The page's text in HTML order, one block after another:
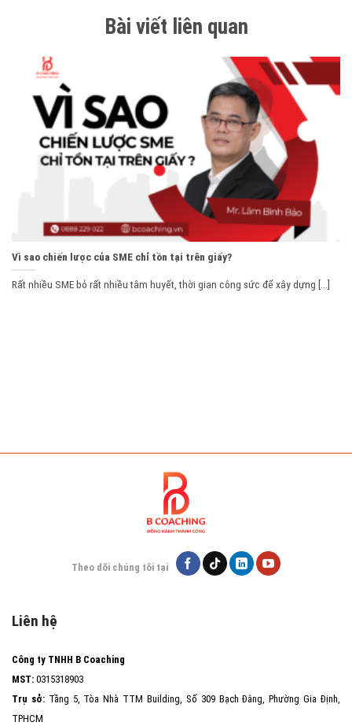
Bài viết liên quan
Vì sao chiến lược của SME chỉ tồn tại trên giấy?
Rất nhiều SME bỏ rất nhiều tâm huyết, thời gian công sức để xây dựng [...]
Theo dõi chúng tôi tại
Liên hệ
Công ty TNHH B Coaching
MST: 0315318903
Trụ sở:Tầng 5, Tòa Nhà TTM Building, Số 309 Bạch Đằng, Phường Gia Định,
TPHCM